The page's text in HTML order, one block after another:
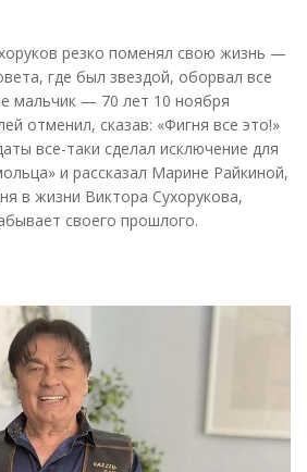
резко поменял свою жизнь —
где был звездой, оборвал все
мальчик — 70 лет 10 ноября
отменил, сказав: «Фигня все это!»
все-таки сделал исключение для
и рассказал Марине Райкиной,
в жизни Виктора Сухорукова,
своего прошлого.